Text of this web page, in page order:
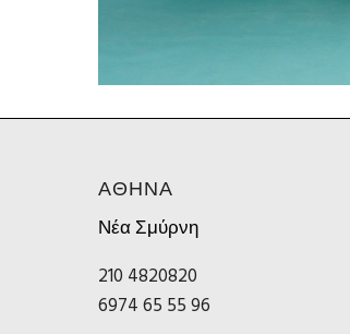
ΑΘΗΝΑ
Νέα Σμύρνη
210 4820820
6974 65 55 96